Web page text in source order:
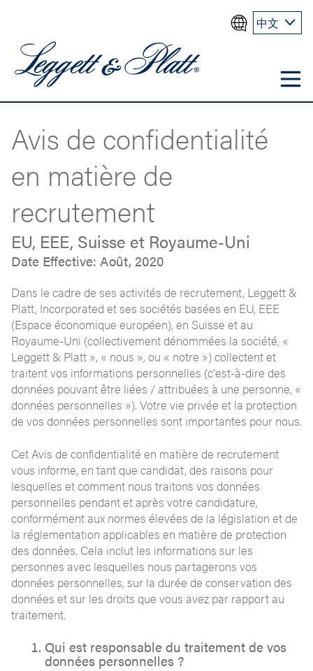
中文
Avis de confidentialité
en matière de
recrutement
EU, EEE, Suisse et Royaume-Uni
Date Effective: Août, 2020
Dans le cadre de ses activités de recrutement, Leggett &
Platt, Incorporated et ses sociétés basées en EU, EEE
(Espace économique européen), en Suisse et au
Royaume-Uni (collectivement dénommées la société, «
Leggett & Platt », « nous », ou « notre ») collectent et
traitent vos informations personnelles (c'est-à-dire des
données pouvant être liées / attribuées à une personne, «
données personnelles »). Votre vie privée et la protection
de vos données personnelles sont importantes pour nous.
Cet Avis de confidentialité en matière de recrutement
vous informe, en tant que candidat, des raisons pour
lesquelles et comment nous traitons vos données
personnelles pendant et après votre candidature,
conformément aux normes élevées de la législation et de
la réglementation applicables en matière de protection
des données. Cela inclut les informations sur les
personnes avec lesquelles nous partagerons vos
données personnelles, sur la durée de conservation des
données et sur les droits que vous avez par rapport au
traitement.
Qui est responsable du traitement de vos
données personnelles ?